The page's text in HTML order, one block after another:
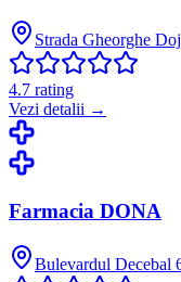
Strada Gheorghe
4.7 rating
Vezi detalii →
Farmacia DONA
Bulevardul Decebal